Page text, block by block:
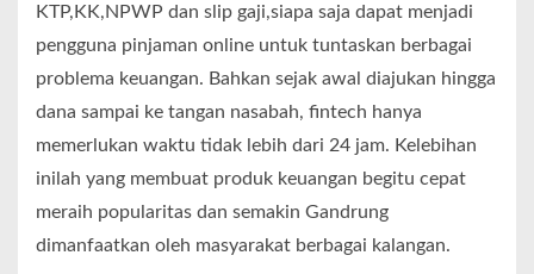
KTP,KK,NPWP dan slip gaji,siapa saja dapat menjadi
pengguna pinjaman online untuk tuntaskan berbagai
problema keuangan. Bahkan sejak awal diajukan hingga
dana sampai ke tangan nasabah, fintech hanya
memerlukan waktu tidak lebih dari 24 jam. Kelebihan
inilah yang membuat produk keuangan begitu cepat
meraih popularitas dan semakin Gandrung
dimanfaatkan oleh masyarakat berbagai kalangan.